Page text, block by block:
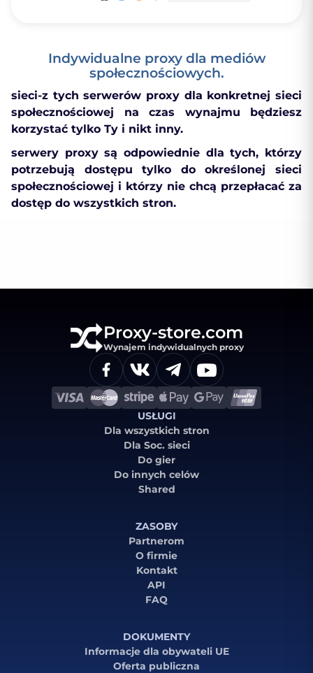
Indywidualne proxy dla mediów
społecznościowych.
sieci-z tych serwerów proxy dla konkretnej sieci
społecznościowej na czas wynajmu będziesz
korzystać tylko Ty i nikt inny.
serwery proxy są odpowiednie dla tych, którzy
potrzebują dostępu tylko do określonej sieci
społecznościowej i którzy nie chcą przepłacać za
dostęp do wszystkich stron.
Proxy-store.com
Wynajem indywidualnych proxy
USŁUGI
Dla wszystkich stron
Dla Soc. sieci
Do gier
Do innych celów
Shared
ZASOBY
Partnerom
O firmie
Kontakt
API
FAQ
DOKUMENTY
Informacje dla obywateli UE
Oferta publiczna